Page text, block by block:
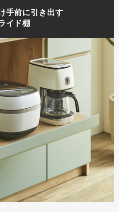
手前に引き出す
イド棚